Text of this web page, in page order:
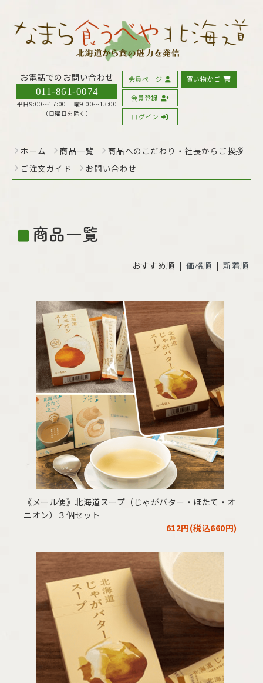
お電話でのお問い合わせ
011-861-0074
平日9:00〜17:00 土曜9:00〜13:00
（日曜日を除く）
会員ページ
会員登録
ログイン
買い物かご
ホーム 商品一覧
商品へのこだわり・社長からご挨拶
ご注文ガイド
お問い合わせ
商品一覧
おすすめ順 |価格順 |新着順
《メール便》北海道スープ（じゃがバター・ほたて・オ
ニオン）３個セット
612円(税込660円)